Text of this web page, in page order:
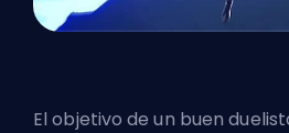
El objetivo de un buen